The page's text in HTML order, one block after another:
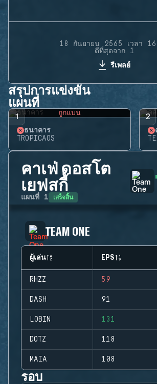
18 กันยายน 2565 เวลา
ดีที่สุดจาก 1
รีเพลย์
สรุปการแข่งขัน
แผนที่
1 ถูกแบน
ธนาคาร
TROPICAOS
2
คาเฟ่ ดอสโต
เยฟสกี้
แผนที่ 1 เสร็จสิ้น
TEAM ONE
ผู้เล่น EPS
RHZZ 59
DASH 91
LOBIN 131
DOTZ 118
MAIA 108
รอบ